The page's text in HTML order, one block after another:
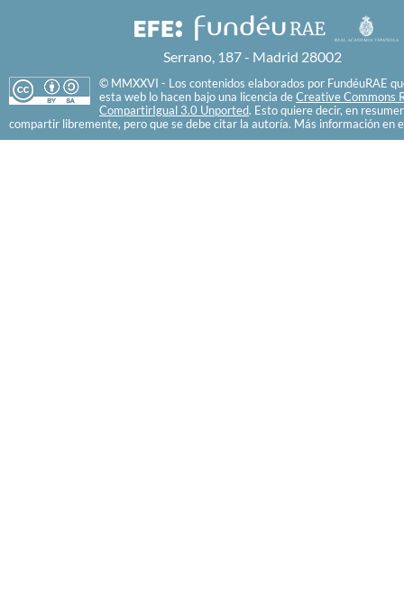
Serrano, 187 - Madrid 28002
© MMXXVI - Los contenidos elaborados por FundéuRAE
esta web lo hacen bajo una licencia de Creative Commons
CompartirIgual 3.0 Unported. Esto quiere decir, en
compartir libremente, pero que se debe citar la autoría. Más información en